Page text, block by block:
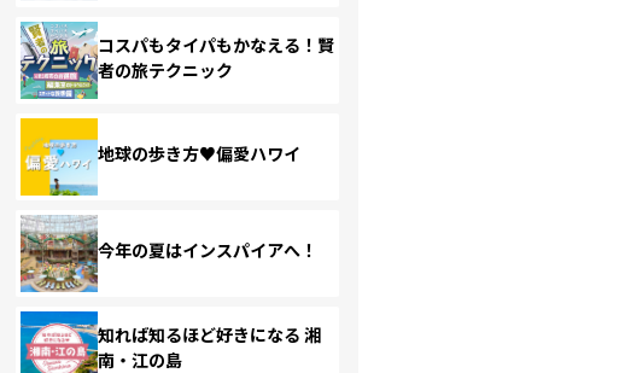
コスパもタイパもかなえる！賢
者の旅テクニック
地球の歩き方♥偏愛ハワイ
今年の夏はインスパイアへ！
知れば知るほど好きになる 湘
南・江の島